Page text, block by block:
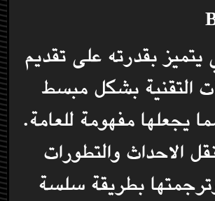
يتميز بقدرته على تقديم
التقنية بشكل مبسط
يجعلها مفهومة للعامة.
الاحداث والتطورات
وترجمتها بطريقة سلسة